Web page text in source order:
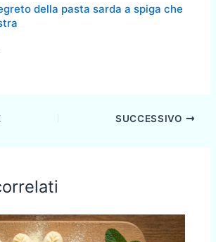
della pasta sarda a spiga che
SUCCESSIVO